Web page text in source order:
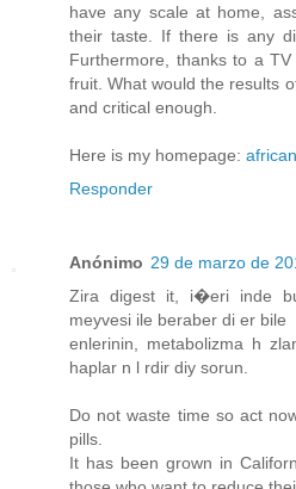
have any scale at home,
their taste. If there is any
Furthermore, thanks to a
fruit. What would the results
and critical enough.
Here is my homepage:
Responder
Anónimo 29 de marzo de
Zira digest it, i�eri inde
meyvesi ile beraber di er bile
enlerinin, metabolizma h
haplar n l rdir diy sorun.
Do not waste time so act
pills.
It has been grown in